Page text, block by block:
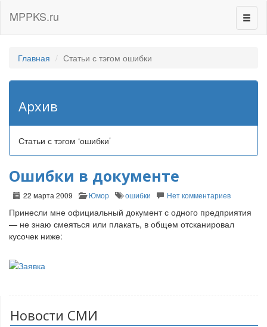
MPPKS.ru
Главная Статьи с тэгом ошибки
Архив
Статьи с тэгом ‘ошибки’
Ошибки в документе
22 марта 2009 Юмор ошибки Нет комментариев
Принесли мне официальный документ с одного предприятия
— не знаю смеяться или плакать, в общем отсканировал
кусочек ниже:
Новости СМИ